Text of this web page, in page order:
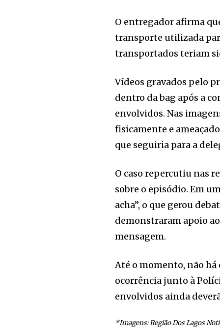
O entregador afirma
transporte utilizada
transportados teriam
Vídeos gravados pelo
dentro da bag após a
envolvidos. Nas
fisicamente e
que seguiria para a
O caso repercutiu nas
sobre o episódio. Em
acha”, o que gerou
demonstraram apoio
mensagem.
Até o momento, não
ocorrência junto à
envolvidos ainda
*Imagens: Região Dos Lagos